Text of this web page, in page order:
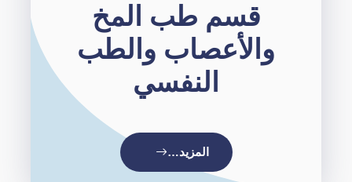
قسم طب المخ
والأعصاب والطب
النفسي
المزيد…